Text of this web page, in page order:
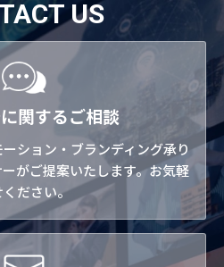
US
関するご相談
ション・ブランディング承り
がご提案いたします。お気軽
ださい。